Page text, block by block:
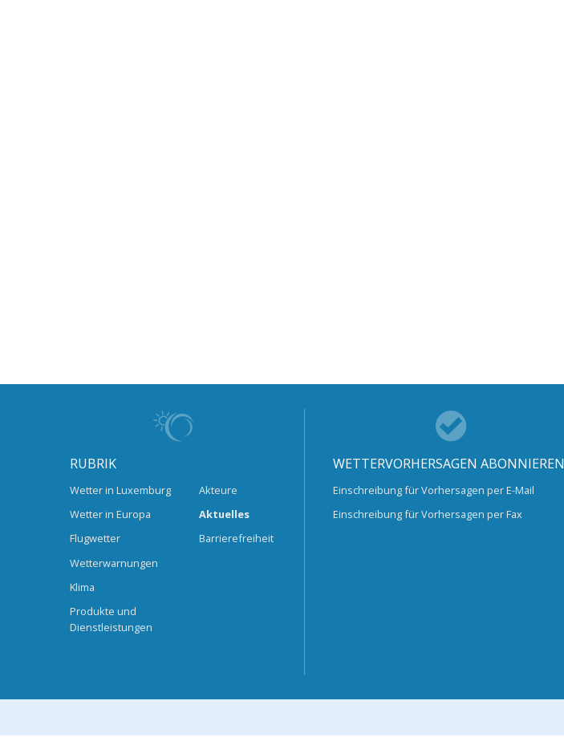
RUBRIK
Wetter in Luxemburg
Wetter in Europa
Flugwetter
Wetterwarnungen
Klima
Produkte und
Dienstleistungen
Akteure
Aktuelles
Barrierefreiheit
WETTERVORHERSAGEN ABONNIEREN
Einschreibung für Vorhersagen per E-Mail
Einschreibung für Vorhersagen per Fax